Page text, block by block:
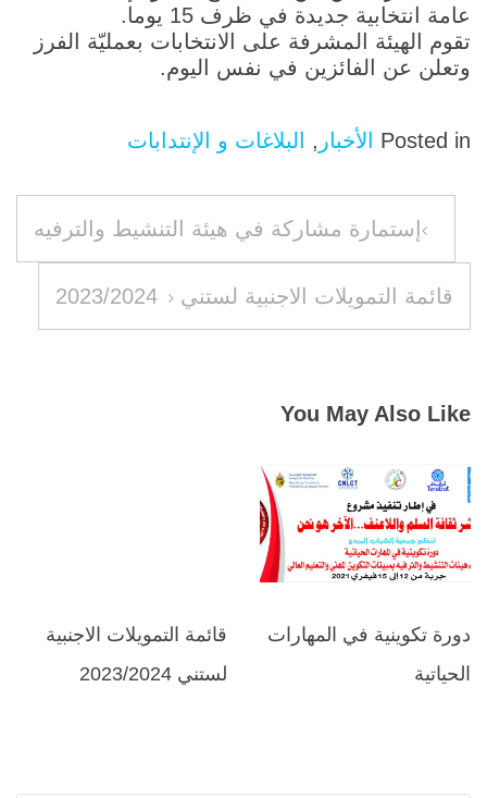
عامة انتخابية جديدة في ظرف 15 يوما.
تقوم الهيئة المشرفة على الانتخابات بعمليّة الفرز
وتعلن عن الفائزين في نفس اليوم.
Posted in الأخبار, البلاغات و الإنتدابات
تصفّح
المقالات
إستمارة مشاركة في هيئة التنشيط والترفيه
قائمة التمويلات الاجنبية لستني 2023/2024
You May Also Like
دورة تكوينية في المهارات
الحياتية
قائمة التمويلات الاجنبية
لستني 2023/2024